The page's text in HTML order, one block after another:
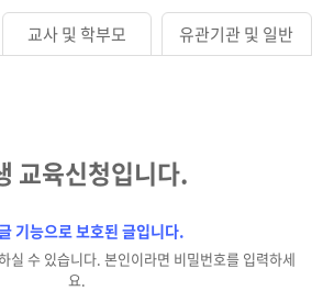
교사 및 학부모 유관기관 및 일반
교육신청입니다.
기능으로 보호된 글입니다.
실 수 있습니다. 본인이라면 비밀번호를 입력하세
요.